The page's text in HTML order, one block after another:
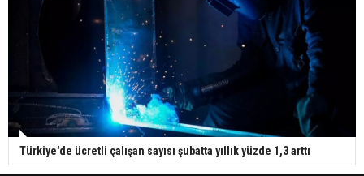
Türkiye'de ücretli çalışan sayısı şubatta yıllık yüzde 1,3 arttı